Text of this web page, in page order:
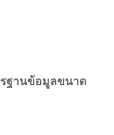
รฐานข้อมูลขนาด